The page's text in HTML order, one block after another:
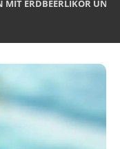
MIT ERDBEERLIKÖR UND